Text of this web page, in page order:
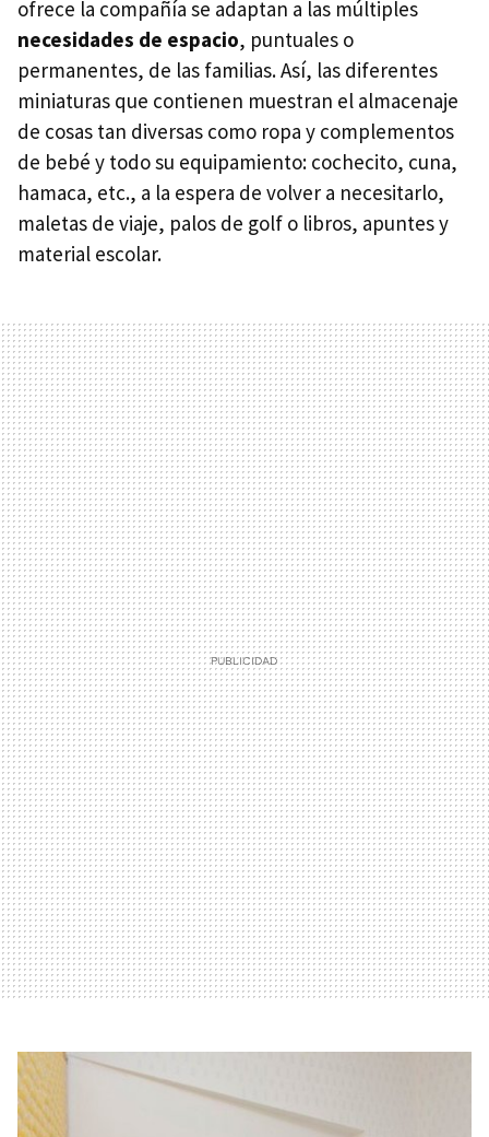
ofrece la compañía se adaptan a las múltiples
necesidades de espacio, puntuales o
permanentes, de las familias. Así, las diferentes
miniaturas que contienen muestran el almacenaje
de cosas tan diversas como ropa y complementos
de bebé y todo su equipamiento: cochecito, cuna,
hamaca, etc., a la espera de volver a necesitarlo,
maletas de viaje, palos de golf o libros, apuntes y
material escolar.